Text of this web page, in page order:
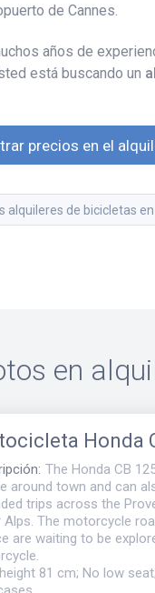
de Cannes.
años de
está buscando un
precios en el
alquileres de bicicletas
en
Honda
: The Honda CB
around town and can
trips across the
Alps. The motorcycle
are waiting to be
81 cm; No low